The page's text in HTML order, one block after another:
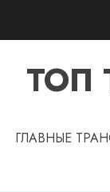
ТОП
ГЛАВНЫЕ